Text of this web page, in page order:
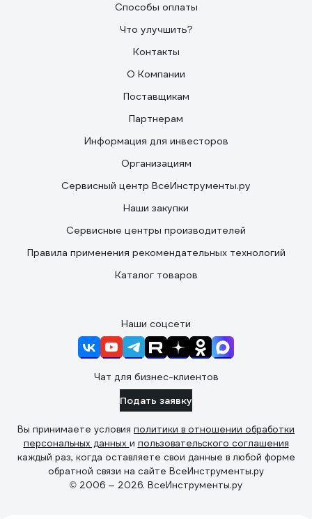
Способы оплаты
Что улучшить?
Контакты
О Компании
Поставщикам
Партнерам
Информация для инвесторов
Организациям
Сервисный центр ВсеИнструменты.ру
Наши закупки
Сервисные центры производителей
Правила применения рекомендательных технологий
Каталог товаров
Наши соцсети
Чат для бизнес-клиентов
Подать заявку
Вы принимаете условия политики в отношении обработки
персональных данных и пользовательского соглашения
каждый раз, когда оставляете свои данные в любой форме
обратной связи на сайте ВсеИнструменты.ру
© 2006 — 2026. ВсеИнструменты.ру